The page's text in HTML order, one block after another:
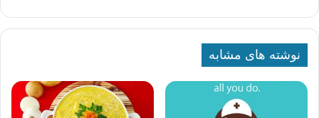
نوشته های مشابه